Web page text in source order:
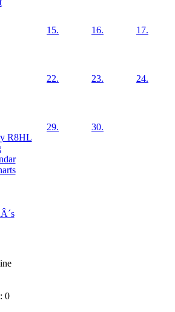
R8HL
0
15. 16. 17.
22. 23. 24.
29. 30.